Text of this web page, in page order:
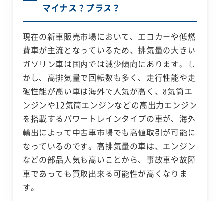
マイナス？プラス？
現在の新車販売市場において、エコカーや低燃
費車が主流となっているため、排気量の大きい
ガソリン車は国内では減少傾向にあります。し
かし、高排気量で回転数も多く、走行性能や走
破性能が高い車は海外で人気が高く、8気筒エ
ンジンや12気筒エンジンなどの高出力エンジン
を搭載するパワートレインタイプの車が、海外
輸出によって中古車市場でも高値取引が可能に
なっているのです。高排気量の車は、エンジン
などの部品人気も高いことから、事故車や故障
車であっても買取出来る可能性が高くなりま
す。